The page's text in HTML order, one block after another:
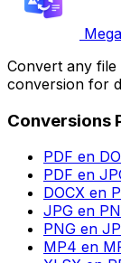
Convert any
conversion for
Conversions
PDF en
PDF en
DOCX en
JPG en
PNG en
MP4 en